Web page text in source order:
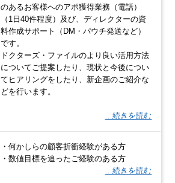
のあるお客様へのアポ獲得業務（電話）
（1日40件程度）及び、ディレクターの資
料作成サポート（DM・パウチ発送など）
です。
ドクターズ・ファイルのより良い活用方法
についてご提案したり、現状と今後につい
てヒアリングをしたり、新企画のご紹介な
どを行います。
…続きを読む
・何かしらの顧客折衝経験がある方
・数値目標を追ったご経験のある方
…続きを読む